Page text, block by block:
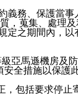
務、保護當
，蒐集、處理及
之期間內，
亞馬遜機房及
全措施以保護
包括要求停止